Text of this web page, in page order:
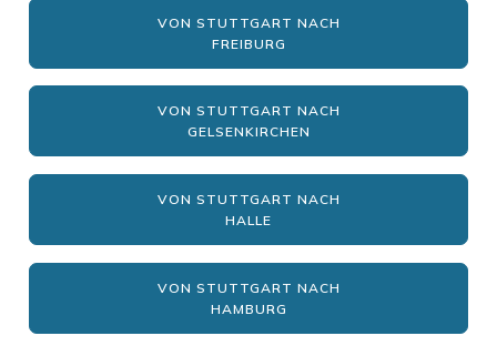
VON STUTTGART NACH
FREIBURG
VON STUTTGART NACH
GELSENKIRCHEN
VON STUTTGART NACH
HALLE
VON STUTTGART NACH
HAMBURG